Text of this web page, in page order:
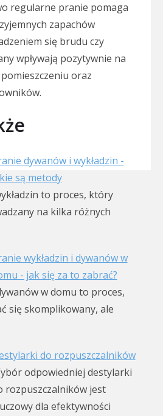
regularne pranie pomaga
zapachów
się brudu czy
wpływają pozytywnie na
oraz
dywanów i wykładzin -
są metody
to proces, który
na kilka różnych
wykładzin i dywanów w
- jak się za to zabrać?
w domu to proces,
się skomplikowany, ale
do rozpuszczalników
odpowiedniej destylarki
rozpuszczalników jest
dla efektywności